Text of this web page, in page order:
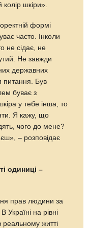
колір шкіри».
формі
часто. Інколи
не сідає, не
Не завжди
державних
питання. Був
буває з
у тебе інша, то
Я кажу, що
чого до мене?
– розповідає
одиниці –
прав людини за
Україні на рівні
житті